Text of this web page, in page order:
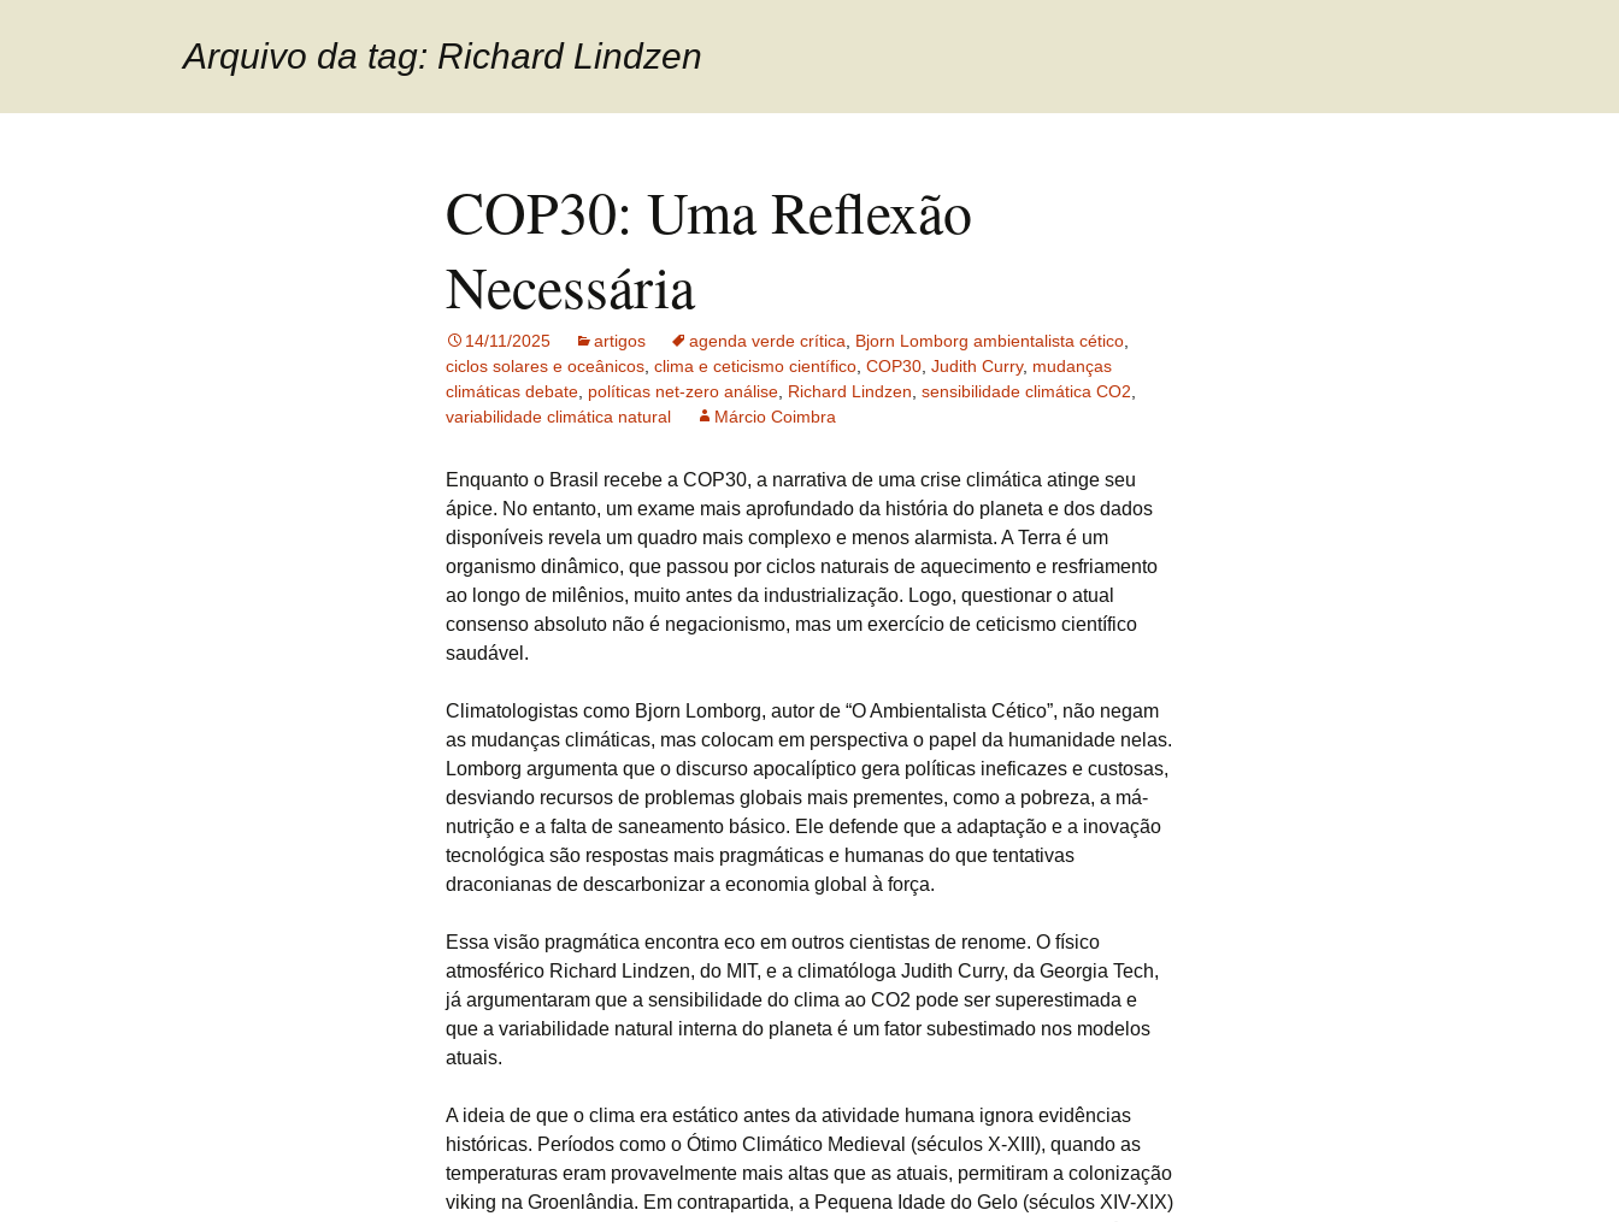
Arquivo da tag: Richard Lindzen
COP30: Uma Reflexão
Necessária
14/11/2025 artigos agenda verde crítica Bjorn Lomborg ambientalista cético
ciclos solares e oceânicos clima e ceticismo científico COP30 Judith Curry, mudanças
climáticas debate políticas net-zero análise Richard Lindzen sensibilidade climática CO2
variabilidade climática natural
Márcio Coimbra
Enquanto o Brasil recebe a COP30, a narrativa de uma crise climática atinge seu
ápice. No entanto, um exame mais aprofundado da história do planeta e dos dados
disponíveis revela um quadro mais complexo e menos alarmista. A Terra é um
organismo dinâmico, que passou por ciclos naturais de aquecimento e resfriamento
ao longo de milênios, muito antes da industrialização. Logo, questionar o atual
consenso absoluto não é negacionismo, mas um exercício de ceticismo científico
saudável.
Climatologistas como Bjorn Lomborg, autor de “O Ambientalista Cético”, não negam
as mudanças climáticas, mas colocam em perspectiva o papel da humanidade nelas.
Lomborg argumenta que o discurso apocalíptico gera políticas ineficazes e custosas,
desviando recursos de problemas globais mais prementes, como a pobreza, a má-
nutrição e a falta de saneamento básico. Ele defende que a adaptação e a inovação
tecnológica são respostas mais pragmáticas e humanas do que tentativas
draconianas de descarbonizar a economia global à força.
Essa visão pragmática encontra eco em outros cientistas de renome. O físico
atmosférico Richard Lindzen, do MIT, e a climatóloga Judith Curry, da Georgia Tech,
já argumentaram que a sensibilidade do clima ao CO2 pode ser superestimada e
que a variabilidade natural interna do planeta é um fator subestimado nos modelos
atuais.
A ideia de que o clima era estático antes da atividade humana ignora evidências
históricas. Períodos como o Ótimo Climático Medieval (séculos X-XIII), quando as
temperaturas eram provavelmente mais altas que as atuais, permitiram a colonização
viking na Groenlândia. Em contrapartida, a Pequena Idade do Gelo (séculos XIV-XIX)